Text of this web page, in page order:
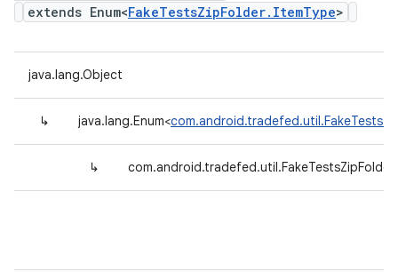
extends Enum<FakeTestsZipFolder.ItemType>
java.lang.Object
↳ java.lang.Enum<
↳